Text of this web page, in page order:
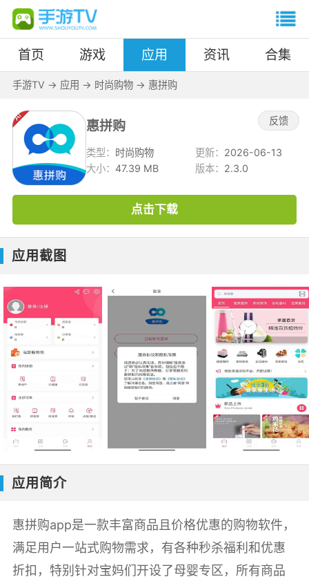
首页 游戏 应用 资讯 合集
手游TV -> 应用 -> 时尚购物-> 惠拼购
惠拼购 反馈
类型： 时尚购物 更新： 2026-06-13
大小： 47.39 MB 版本： 2.3.0
点击下载
应用截图
应用简介
惠拼购app是一款丰富商品且价格优惠的购物软件，
满足用户一站式购物需求，有各种秒杀福利和优惠
折扣，特别针对宝妈们开设了母婴专区，所有商品